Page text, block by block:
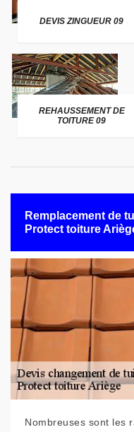
DEVIS ZINGUEUR 09
REHAUSSEMENT DE
TOITURE 09
Remplacement de
Protect toiture
Nombreuses sont les